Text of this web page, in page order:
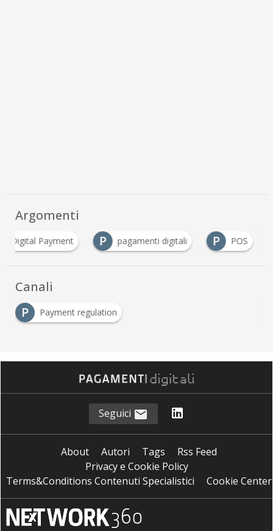
Argomenti
Digital Payment P pagamenti digitali P POS
Canali
P
Payment regulation
Seguici
About Autori Tags
Rss Feed
Privacy e Cookie Policy
Terms&Conditions Contenuti Specialistici
Cookie Center